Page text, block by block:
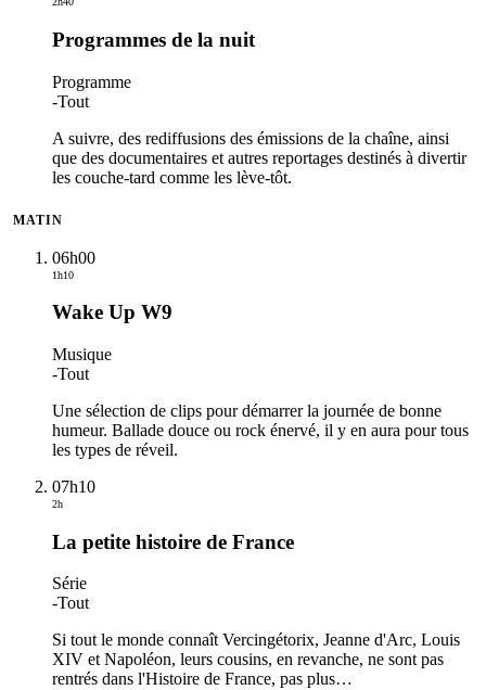
Programmes de la nuit
Programme
-Tout
A suivre, des rediffusions des émissions de la chaîne, ainsi
que des documentaires et autres reportages destinés à divertir
les couche-tard comme les lève-tôt.
MATIN
06h00
1h10
Wake Up W9
Musique
-Tout
Une sélection de clips pour démarrer la journée de bonne
humeur. Ballade douce ou rock énervé, il y en aura pour tous
les types de réveil.
07h10
2h
La petite histoire de France
Série
-Tout
Si tout le monde connaît Vercingétorix, Jeanne d'Arc, Louis
XIV et Napoléon, leurs cousins, en revanche, ne sont pas
rentrés dans l'Histoire de France, pas plus…